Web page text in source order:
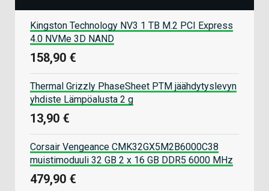
Kingston Technology NV3 1 TB M.2 PCI Express
4.0 NVMe 3D NAND
158,90 €
Thermal Grizzly PhaseSheet PTM jäähdytyslevyn
yhdiste Lämpöalusta 2 g
13,90 €
Corsair Vengeance CMK32GX5M2B6000C38
muistimoduuli 32 GB 2 x 16 GB DDR5 6000 MHz
479,90 €